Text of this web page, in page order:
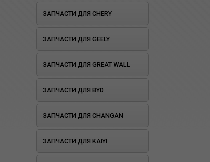
ЗАПЧАСТИ ДЛЯ CHERY
ЗАПЧАСТИ ДЛЯ GEELY
ЗАПЧАСТИ ДЛЯ GREAT WALL
ЗАПЧАСТИ ДЛЯ BYD
ЗАПЧАСТИ ДЛЯ CHANGAN
ЗАПЧАСТИ ДЛЯ KAIYI